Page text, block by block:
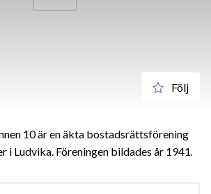
Följ
10 är en äkta bostadsrättsförening
i Ludvika. Föreningen bildades år 1941